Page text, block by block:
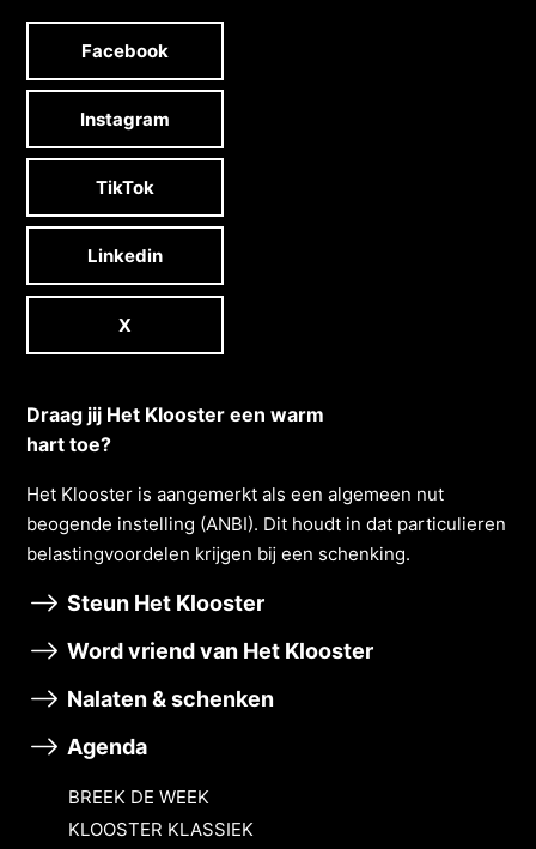
Facebook
Instagram
TikTok
Linkedin
X
Draag jij Het Klooster een warm
hart toe?
Het Klooster is aangemerkt als een algemeen nut
beogende instelling (ANBI). Dit houdt in dat particulieren
belastingvoordelen krĳgen bĳ een schenking.
Steun Het Klooster
Word vriend van Het Klooster
Nalaten & schenken
Agenda
BREEK DE WEEK
KLOOSTER KLASSIEK